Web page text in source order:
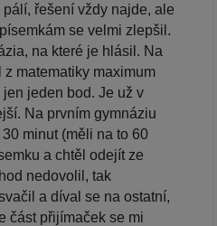
řešení vždy najde, ale
se velmi zlepšil.
na které je hlásil. Na
matematiky maximum
jeden bod. Je už v
Na prvním gymnáziu
minut (měli na to 60
a chtěl odejít ze
nedovolil, tak
a díval se na ostatní,
část přijímaček se mi